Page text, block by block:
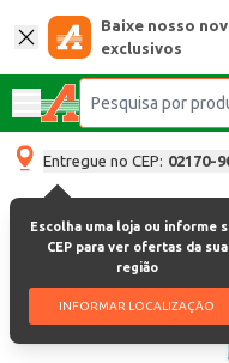
Baixe nosso
exclusivos
Entregue no CEP: 02170-
Escolha uma loja ou informe
CEP para ver ofertas da sua
região
INFORMAR LOCALIZAÇÃO